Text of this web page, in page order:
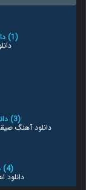
(1) دانلود آهنگ کاوه نیک قدم به نام صیقلان
(3) دانلود آهنگ صیقلان از کاوه نیک قدم mp3
(4) دانلود اهنگ کاوه نیک قدم به نام پائیز
دانلود